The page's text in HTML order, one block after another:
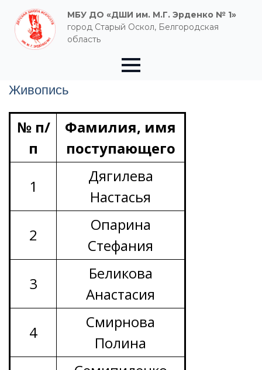
МБУ ДО «ДШИ им. М.Г. Эрденко № 1»
город Старый Оскол, Белгородская
область
Живопись
№ п/
п
Фамилия, имя
поступающего
1
Дягилева
Настасья
2
Опарина
Стефания
3
Беликова
Анастасия
4
Смирнова
Полина